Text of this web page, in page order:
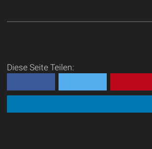
Diese Seite Teilen: